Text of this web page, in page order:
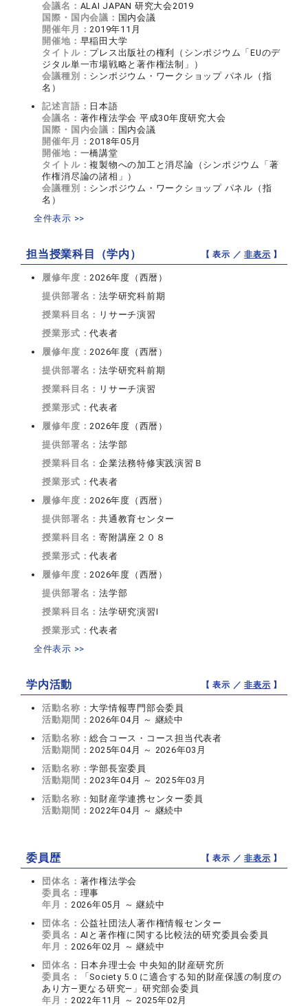
会議名： ALAI JAPAN 研究大会2019
国際・国内会議： 国内会議
開催年月：2019年11月
開催地： 早稲田大学
タイトル： プレス出版社の権利（シンポジウム「EUのデ
ジタル単一市場戦略と著作権法制」）
会議種別： シンポジウム・ワークショップ パネル（指
名）
記述言語： 日本語
会議名： 著作権法学会 平成30年度研究大会
国際・国内会議： 国内会議
開催年月：2018年05月
開催地： 一橋講堂
タイトル：複製物への加工と消尽論（シンポジウム「著
作権消尽論の諸相」）
会議種別： シンポジウム・ワークショップ パネル（指
名）
全件表示 >>
担当授業科目（学内） 【 表示 ／非表示 】
履修年度：2026年度（西暦）
提供部署名：法学研究科前期
授業科目名： リサーチ演習
授業形式：代表者
履修年度：2026年度（西暦）
提供部署名：法学研究科前期
授業科目名： リサーチ演習
授業形式：代表者
履修年度：2026年度（西暦）
提供部署名：法学部
授業科目名：企業法務特修実践演習Ｂ
授業形式：代表者
履修年度：2026年度（西暦）
提供部署名：共通教育センター
授業科目名：寄附講座２０８
授業形式：代表者
履修年度：2026年度（西暦）
提供部署名：法学部
授業科目名：法学研究演習I
授業形式：代表者
全件表示 >>
学内活動 【 表示 ／非表示 】
活動名称： 大学情報専門部会委員
活動期間：2026年04月 ～ 継続中
活動名称：総合コース・コース担当代表者
活動期間：2025年04月 ～ 2026年03月
活動名称：学部長室委員
活動期間：2023年04月 ～ 2025年03月
活動名称：知財産学連携センター委員
活動期間：2022年04月 ～ 継続中
委員歴 【 表示 ／非表示 】
団体名： 著作権法学会
委員名： 理事
年月： 2026年05月 ～ 継続中
団体名： 公益社団法人著作権情報センター
委員名： AIと著作権に関する比較法的研究委員会委員
年月： 2026年02月 ～ 継続中
団体名： 日本弁理士会 中央知的財産研究所
委員名：
「Society 5.0 に適合する知的財産保護の制度の
あり方―更なる研究―」研究部会委員
年月： 2022年11月 ～ 2025年02月